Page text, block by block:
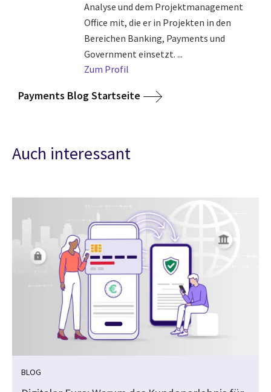
Analyse und dem Projektmanagement
Office mit, die er in Projekten in den
Bereichen Banking, Payments und
Government einsetzt. ...
Zum Profil
Payments Blog Startseite
Auch interessant
BLOG